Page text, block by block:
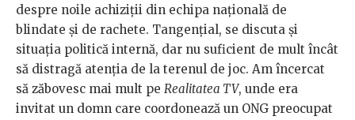
despre noile achiziții din echipa națională de
blindate și de rachete. Tangențial, se discuta și
situația politică internă, dar nu suficient de mult încât
să distragă atenția de la terenul de joc. Am încercat
să zăbovesc mai mult pe Realitatea TV, unde era
invitat un domn care coordonează un ONG preocupat